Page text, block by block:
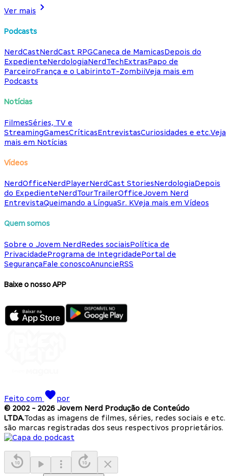
Ver mais
Podcasts
NerdCastNerdCast RPGCaneca de MamicasDepois do
ExpedienteNerdologiaNerdTechExtrasPapo de
ParceiroFrança e o LabirintoT-ZombiiVeja mais em
Podcasts
Notícias
FilmesSéries, TV e
StreamingGamesCríticasEntrevistasCuriosidades e etc.Veja
mais em Notícias
Vídeos
NerdOfficeNerdPlayerNerdCast StoriesNerdologiaDepois
do ExpedienteNerdTourTrailerOfficeJovem Nerd
EntrevistaQueimando a LínguaSr. KVeja mais em Vídeos
Quem somos
Sobre o Jovem NerdRedes sociaisPolítica de
PrivacidadePrograma de IntegridadePortal de
SegurançaFale conoscoAnuncieRSS
Baixe o nosso APP
Feito com
por
© 2002 - 2026 Jovem Nerd Produção de Conteúdo
LTDA.Todas as imagens de filmes, séries, redes sociais e etc.
são marcas registradas dos seus respectivos proprietários.